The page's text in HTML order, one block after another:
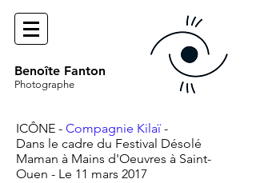
Benoîte Fanton
Photographe
ICÔNE - Compagnie Kilaï -
Dans le cadre du Festival Désolé
Maman à Mains d'Oeuvres à Saint-
Ouen - Le 11 mars 2017